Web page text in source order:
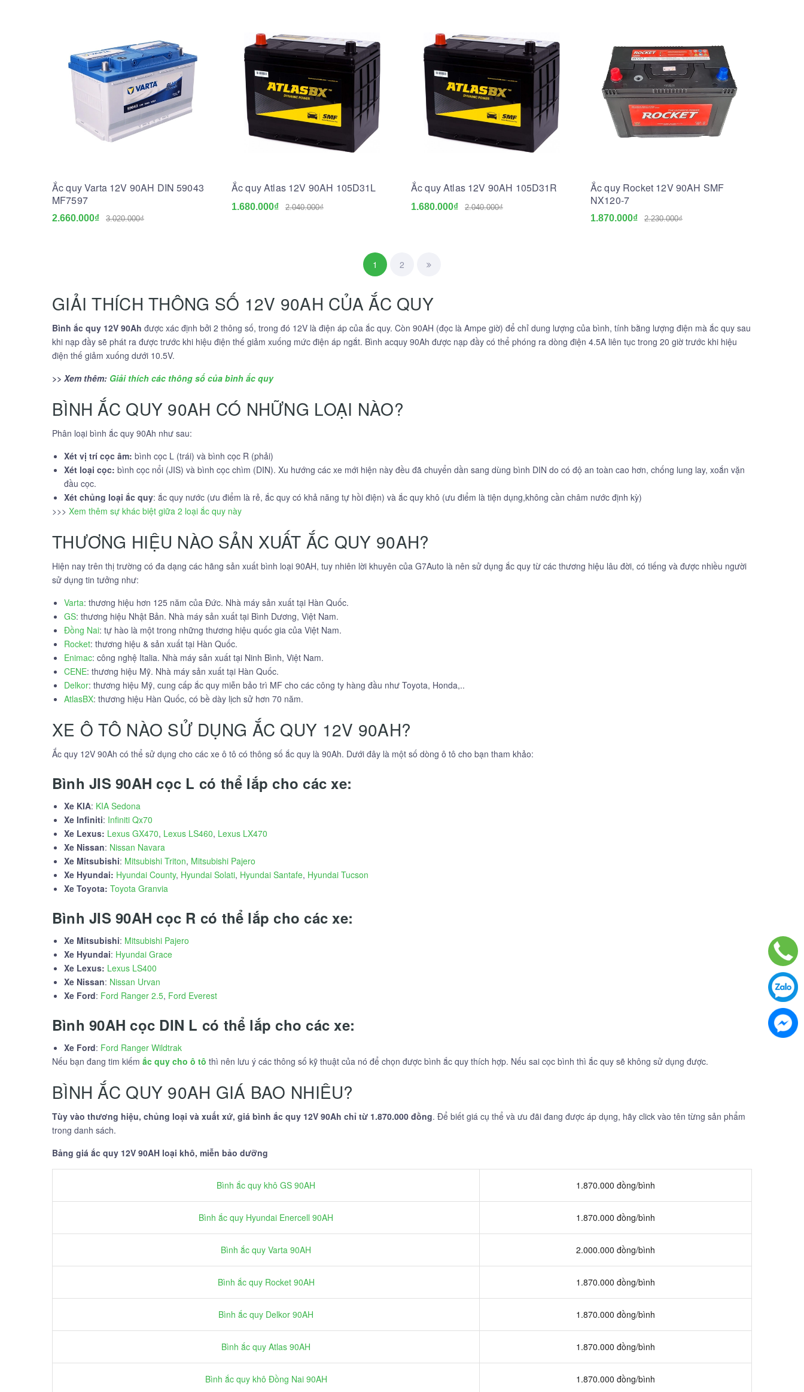
Ắc quy Varta 12V 90AH DIN 59043
MF7597
2.660.000₫ 3.020.000₫
Ắc quy Atlas 12V 90AH 105D31L
1.680.000₫ 2.040.000₫
Ắc quy Atlas 12V 90AH 105D31R
1.680.000₫ 2.040.000₫
Ắc quy Rocket 12V 90AH SMF
NX120-7
1.870.000₫ 2.230.000₫
1 2
GIẢI THÍCH THÔNG SỐ 12V 90AH CỦA ẮC QUY
Bình ắc quy 12V 90Ah được xác định bởi 2 thông số, trong đó 12V là điện áp của ắc quy. Còn 90AH (đọc là Ampe giờ) để chỉ dung lượng của bình, tính bằng lượng điện mà ắc quy sau
khi nạp đầy sẽ phát ra được trước khi hiệu điện thế giảm xuống mức điện áp ngắt. Bình acquy 90Ah được nạp đầy có thể phóng ra dòng điện 4.5A liên tục trong 20 giờ trước khi hiệu
điện thế giảm xuống dưới 10.5V.
>> Xem thêm: Giải thích các thông số của bình ắc quy
BÌNH ẮC QUY 90AH CÓ NHỮNG LOẠI NÀO?
Phân loại bình ắc quy 90Ah như sau:
Xét vị trí cọc âm: bình cọc L (trái) và bình cọc R (phải)
Xét loại cọc: bình cọc nổi (JIS) và bình cọc chìm (DIN). Xu hướng các xe mới hiện này đều đã chuyển dần sang dùng bình DIN do có độ an toàn cao hơn, chống lung lay, xoắn vặn
đầu cọc.
Xét chủng loại ắc quy: ắc quy nước (ưu điểm là rẻ, ắc quy có khả năng tự hồi điện) và ắc quy khô (ưu điểm là tiện dụng,không cần châm nước định kỳ)
>>> Xem thêm sự khác biệt giữa 2 loại ắc quy này
THƯƠNG HIỆU NÀO SẢN XUẤT ẮC QUY 90AH?
Hiện nay trên thị trường có đa dạng các hãng sản xuất bình loại 90AH, tuy nhiên lời khuyên của G7Auto là nên sử dụng ắc quy từ các thương hiệu lâu đời, có tiếng và được nhiều người
sử dụng tin tưởng như:
Varta: thương hiệu hơn 125 năm của Đức. Nhà máy sản xuất tại Hàn Quốc.
GS: thương hiệu Nhật Bản. Nhà máy sản xuất tại Bình Dương, Việt Nam.
Đồng Nai: tự hào là một trong những thương hiệu quốc gia của Việt Nam.
Rocket: thương hiệu & sản xuất tại Hàn Quốc.
Enimac: công nghệ Italia. Nhà máy sản xuất tại Ninh Bình, Việt Nam.
CENE: thương hiệu Mỹ. Nhà máy sản xuất tại Hàn Quốc.
Delkor: thương hiệu Mỹ, cung cấp ắc quy miễn bảo trì MF cho các công ty hàng đầu như Toyota, Honda,..
AtlasBX: thương hiệu Hàn Quốc, có bề dày lịch sử hơn 70 năm.
XE Ô TÔ NÀO SỬ DỤNG ẮC QUY 12V 90AH?
Ắc quy 12V 90Ah có thể sử dụng cho các xe ô tô có thông số ắc quy là 90Ah. Dưới đây là một số dòng ô tô cho bạn tham khảo:
Bình JIS 90AH cọc L có thể lắp cho các xe:
Xe KIA: KIA Sedona
Xe Infiniti: Infiniti Qx70
Xe Lexus: Lexus GX470, Lexus LS460, Lexus LX470
Xe Nissan: Nissan Navara
Xe Mitsubishi: Mitsubishi Triton, Mitsubishi Pajero
Xe Hyundai: Hyundai County, Hyundai Solati, Hyundai Santafe, Hyundai Tucson
Xe Toyota: Toyota Granvia
Bình JIS 90AH cọc R có thể lắp cho các xe:
Xe Mitsubishi: Mitsubishi Pajero
Xe Hyundai: Hyundai Grace
Xe Lexus: Lexus LS400
Xe Nissan: Nissan Urvan
Xe Ford: Ford Ranger 2.5, Ford Everest
Bình 90AH cọc DIN L có thể lắp cho các xe:
Xe Ford: Ford Ranger Wildtrak
Nếu bạn đang tim kiếm ắc quy cho ô tô thì nên lưu ý các thông số kỹ thuật của nó để chọn được bình ắc quy thích hợp. Nếu sai cọc bình thì ắc quy sẽ không sử dụng được.
BÌNH ẮC QUY 90AH GIÁ BAO NHIÊU?
Tùy vào thương hiệu, chủng loại và xuất xứ, giá bình ắc quy 12V 90Ah chỉ từ 1.870.000 đồng. Để biết giá cụ thể và ưu đãi đang được áp dụng, hãy click vào tên từng sản phẩm
trong danh sách.
Bảng giá ắc quy 12V 90AH loại khô, miễn bảo dưỡng
Bình ắc quy khô GS 90AH 1.870.000 đồng/bình
Bình ắc quy Hyundai Enercell 90AH 1.870.000 đồng/bình
Bình ắc quy Varta 90AH 2.000.000 đồng/bình
Bình ắc quy Rocket 90AH 1.870.000 đồng/bình
Bình ắc quy Delkor 90AH 1.870.000 đồng/bình
Bình ắc quy Atlas 90AH 1.870.000 đồng/bình
Bình ắc quy khô Đồng Nai 90AH 1.870.000 đồng/bình